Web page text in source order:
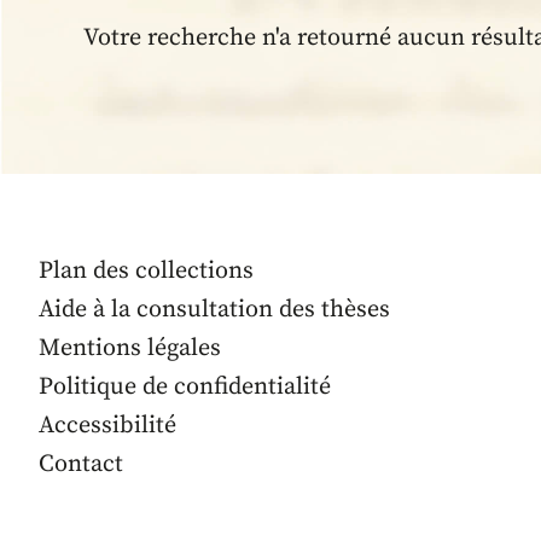
Votre recherche n'a retourné aucun
Plan des collections
Aide à la consultation des thèses
Mentions légales
Politique de confidentialité
Accessibilité
Contact